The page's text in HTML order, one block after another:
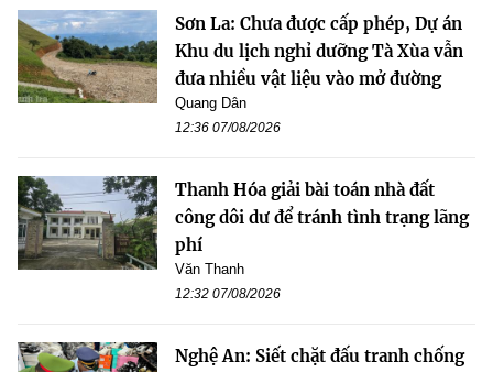
Sơn La: Chưa được cấp phép, Dự án
Khu du lịch nghỉ dưỡng Tà Xùa vẫn
đưa nhiều vật liệu vào mở đường
Quang Dân
12:36 07/08/2026
Thanh Hóa giải bài toán nhà đất
công dôi dư để tránh tình trạng lãng
phí
Văn Thanh
12:32 07/08/2026
Nghệ An: Siết chặt đấu tranh chống